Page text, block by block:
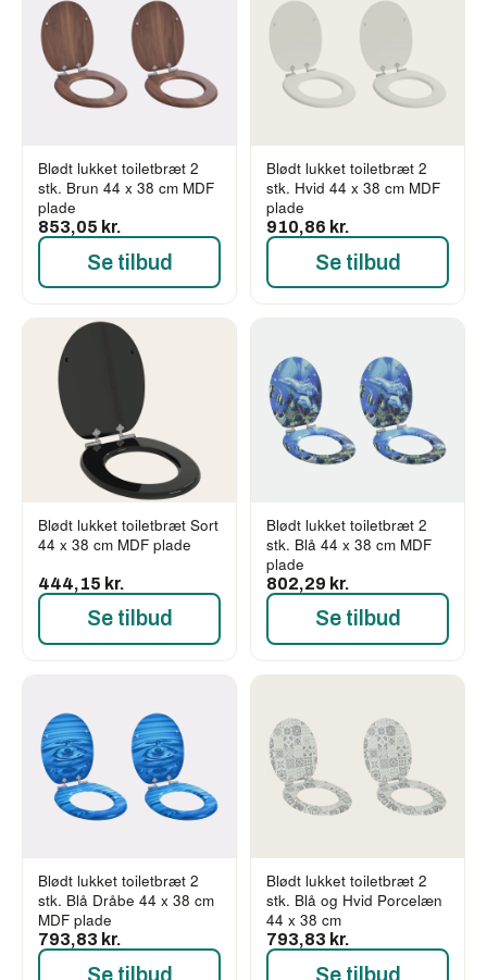
Blødt lukket toiletbræt 2
stk. Brun 44 x 38 cm MDF
plade
853,05 kr.
Se tilbud
Blødt lukket toiletbræt 2
stk. Hvid 44 x 38 cm MDF
plade
910,86 kr.
Se tilbud
Blødt lukket toiletbræt Sort
44 x 38 cm MDF plade
444,15 kr.
Se tilbud
Blødt lukket toiletbræt 2
stk. Blå 44 x 38 cm MDF
plade
802,29 kr.
Se tilbud
Blødt lukket toiletbræt 2
stk. Blå Dråbe 44 x 38 cm
MDF plade
793,83 kr.
Se tilbud
Blødt lukket toiletbræt 2
stk. Blå og Hvid Porcelæn
44 x 38 cm
793,83 kr.
Se tilbud